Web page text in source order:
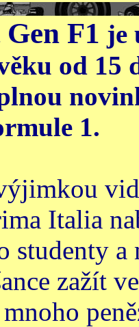
F1 je
od 15
1.
Italia
studenty
zažít